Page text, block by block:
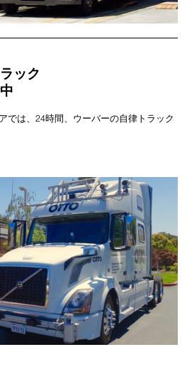
ック
では、24時間、ウーバーの自律トラック